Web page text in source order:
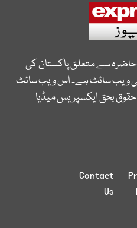
حاضرہ سے متعلق پاکستان کی
ویب سائٹ ہے۔ اس ویب سائٹ
حقوق بحق ایکسپریس میڈیا
Contact
Us